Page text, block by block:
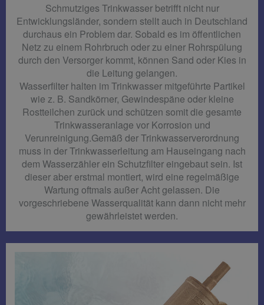
Schmutziges Trinkwasser betrifft nicht nur
Entwicklungsländer, sondern stellt auch in Deutschland
durchaus ein Problem dar. Sobald es im öffentlichen
Netz zu einem Rohrbruch oder zu einer Rohrspülung
durch den Versorger kommt, können Sand oder Kies in
die Leitung gelangen.
Wasserfilter halten im Trinkwasser mitgeführte Partikel
wie z. B. Sandkörner, Gewindespäne oder kleine
Rostteilchen zurück und schützen somit die gesamte
Trinkwasseranlage vor Korrosion und
Verunreinigung.Gemäß der Trinkwasserverordnung
muss in der Trinkwasserleitung am Hauseingang nach
dem Wasserzähler ein Schutzfilter eingebaut sein. Ist
dieser aber erstmal montiert, wird eine regelmäßige
Wartung oftmals außer Acht gelassen. Die
vorgeschriebene Wasserqualität kann dann nicht mehr
gewährleistet werden.